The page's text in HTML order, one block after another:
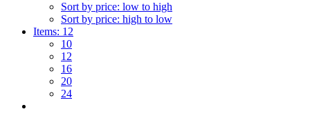
Sort by price: low to high
Sort by price: high to low
Items: 12
10
12
16
20
24